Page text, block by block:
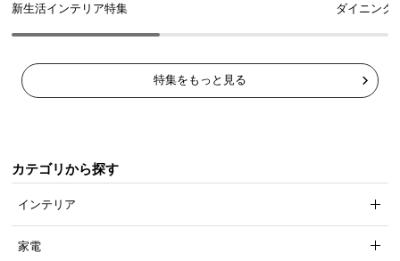
新生活インテリア特集 ダイニング
特集をもっと見る
カテゴリから探す
インテリア
家電